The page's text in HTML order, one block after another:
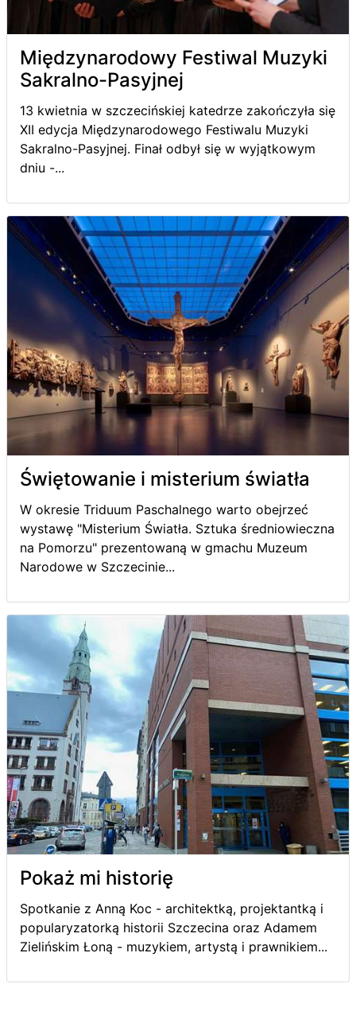
Międzynarodowy Festiwal Muzyki
Sakralno-Pasyjnej
13 kwietnia w szczecińskiej katedrze zakończyła się
XII edycja Międzynarodowego Festiwalu Muzyki
Sakralno-Pasyjnej. Finał odbył się w wyjątkowym
dniu -...
Świętowanie i misterium światła
W okresie Triduum Paschalnego warto obejrzeć
wystawę "Misterium Światła. Sztuka średniowieczna
na Pomorzu" prezentowaną w gmachu Muzeum
Narodowe w Szczecinie...
Pokaż mi historię
Spotkanie z Anną Koc - architektką, projektantką i
popularyzatorką historii Szczecina oraz Adamem
Zielińskim Łoną - muzykiem, artystą i prawnikiem...